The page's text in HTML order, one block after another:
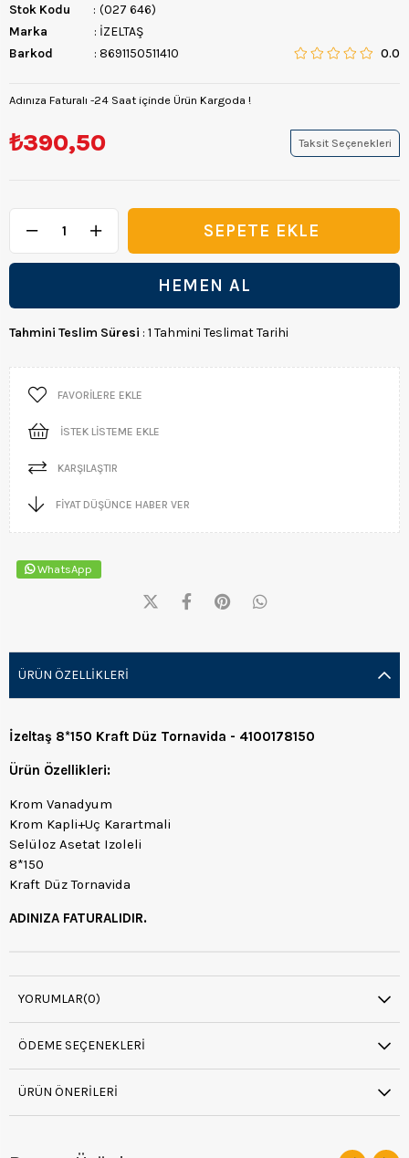
Stok Kodu
(027 646)
Marka
: İZELTAŞ
Barkod
: 8691150511410 0.0
Adınıza Faturalı -24 Saat içinde Ürün Kargoda !
₺390,50 Taksit Seçenekleri
Tahmini Teslim Süresi : 1 Tahmini Teslimat Tarihi
FAVORILERE EKLE
İSTEK LISTEME EKLE
KARŞILAŞTIR
FIYAT DÜŞÜNCE HABER VER
WhatsApp
ÜRÜN ÖZELLIKLERI
İzeltaş 8*150 Kraft Düz Tornavida - 4100178150
Ürün Özellikleri:
Krom Vanadyum
Krom Kapli+Uç Karartmali
Selüloz Asetat Izoleli
8*150
Kraft Düz Tornavida
ADINIZA FATURALIDIR.
YORUMLAR(0)
ÖDEME SEÇENEKLERI
ÜRÜN ÖNERILERI